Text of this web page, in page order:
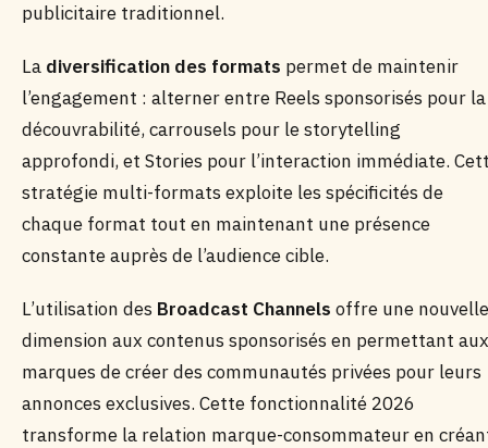
publicitaire traditionnel.
La diversification des formats permet de maintenir
l’engagement : alterner entre Reels sponsorisés pour la
découvrabilité, carrousels pour le storytelling
approfondi, et Stories pour l’interaction immédiate.
stratégie multi-formats exploite les spécificités de
chaque format tout en maintenant une présence
constante auprès de l’audience cible.
L’utilisation des Broadcast Channels offre une nouvelle
dimension aux contenus sponsorisés en permettant aux
marques de créer des communautés privées pour leurs
annonces exclusives. Cette fonctionnalité 2026
transforme la relation marque-consommateur en